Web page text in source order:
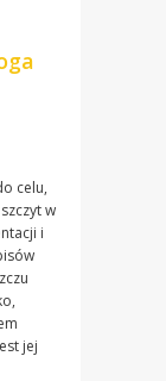
celu,
w
i
jej